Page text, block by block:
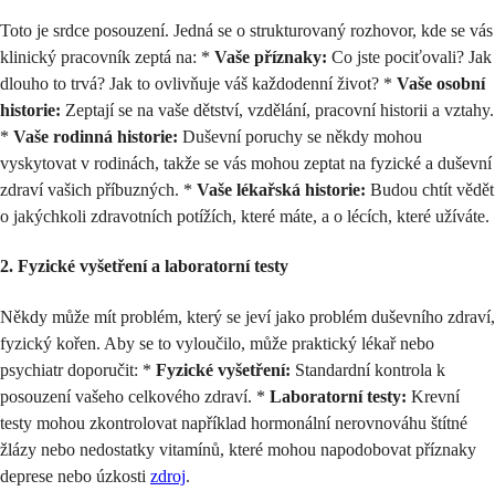
Toto je srdce posouzení. Jedná se o strukturovaný rozhovor, kde se vás
klinický pracovník zeptá na: * Vaše příznaky: Co jste pociťovali? Jak
dlouho to trvá? Jak to ovlivňuje váš každodenní život? * Vaše osobní
historie: Zeptají se na vaše dětství, vzdělání, pracovní historii a vztahy.
* Vaše rodinná historie: Duševní poruchy se někdy mohou
vyskytovat v rodinách, takže se vás mohou zeptat na fyzické a duševní
zdraví vašich příbuzných. * Vaše lékařská historie: Budou chtít vědět
o jakýchkoli zdravotních potížích, které máte, a o lécích, které užíváte.
2. Fyzické vyšetření a laboratorní testy
Někdy může mít problém, který se jeví jako problém duševního zdraví,
fyzický kořen. Aby se to vyloučilo, může praktický lékař nebo
psychiatr doporučit: * Fyzické vyšetření: Standardní kontrola k
posouzení vašeho celkového zdraví. * Laboratorní testy: Krevní
testy mohou zkontrolovat například hormonální nerovnováhu štítné
žlázy nebo nedostatky vitamínů, které mohou napodobovat příznaky
deprese nebo úzkosti zdroj.